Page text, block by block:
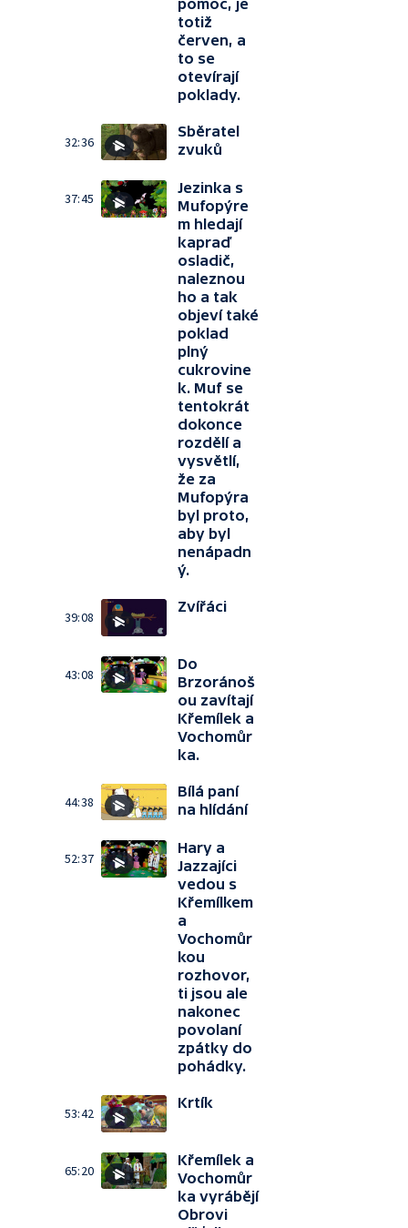
totiž
červen, a
to se
otevírají
poklady.
32:36
Sběratel
zvuků
37:45
Jezinka s
Mufopýre
m hledají
kapraď
osladič,
naleznou
ho a tak
objeví také
poklad
plný
cukrovine
k. Muf se
tentokrát
dokonce
rozdělí a
vysvětlí,
že za
Mufopýra
byl proto,
aby byl
nenápadn
ý.
39:08
Zvířáci
43:08
Do
Brzoránoš
ou zavítají
Křemílek a
Vochomůr
ka.
44:38
Bílá paní
na hlídání
52:37
Hary a
Jazzajíci
vedou s
Křemílkem
a
Vochomůr
kou
rozhovor,
ti jsou ale
nakonec
povolaní
zpátky do
pohádky.
53:42
Krtík
65:20
Křemílek a
Vochomůr
ka vyrábějí
Obrovi